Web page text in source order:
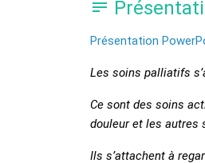
Présentation
Les soins palliatifs
Ce sont des soins
douleur et les autres
Ils s’attachent à